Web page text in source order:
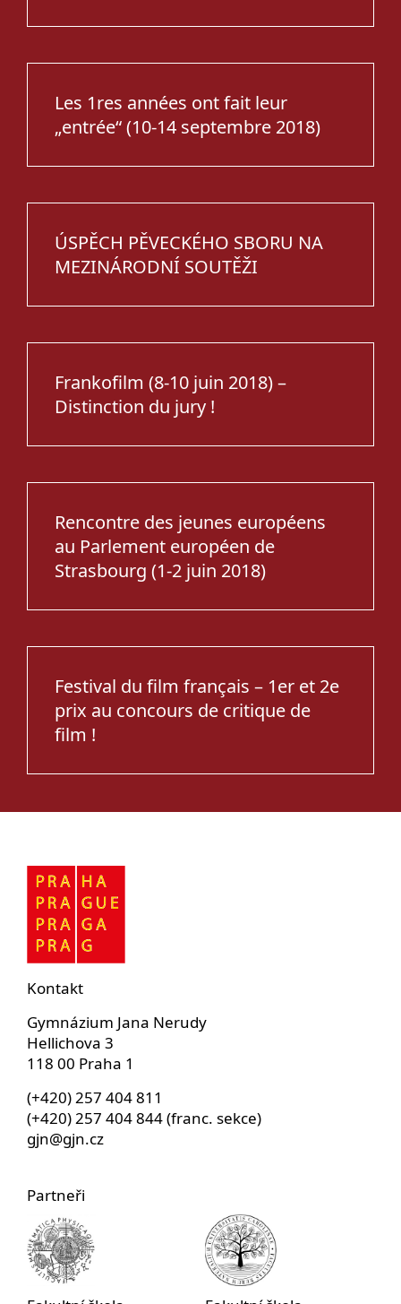
Les 1res années ont fait leur
„entrée“ (10-14 septembre 2018)
ÚSPĚCH PĚVECKÉHO SBORU NA
MEZINÁRODNÍ SOUTĚŽI
Frankofilm (8-10 juin 2018) –
Distinction du jury !
Rencontre des jeunes européens
au Parlement européen de
Strasbourg (1-2 juin 2018)
Festival du film français – 1er et 2e
prix au concours de critique de
film !
Kontakt
Gymnázium Jana Nerudy
Hellichova 3
118 00 Praha 1
(+420) 257 404 811
(+420) 257 404 844 (franc. sekce)
gjn@gjn.cz
Partneři